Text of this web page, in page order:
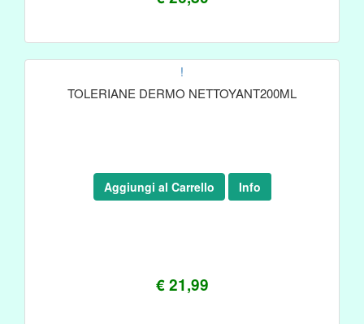
!
TOLERIANE DERMO NETTOYANT200ML
€ 21,99
Aggiungi al Carrello Info